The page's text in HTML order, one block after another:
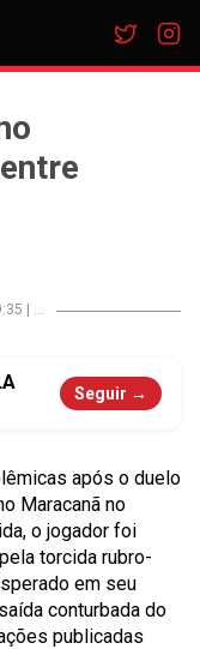
...
Seguir →
após o duelo
Maracanã no
o jogador foi
torcida rubro-
em seu
conturbada do
publicadas